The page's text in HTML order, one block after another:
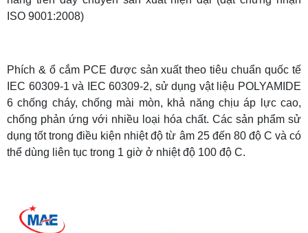
ISO 9001:2008)
Phích & ổ cắm PCE được sản xuất theo tiêu chuẩn quốc tế
IEC 60309-1 và IEC 60309-2, sử dụng vật liệu POLYAMIDE
6 chống cháy, chống mài mòn, khả năng chịu áp lực cao,
chống phản ứng với nhiều loại hóa chất. Các sản phẩm sử
dụng tốt trong điều kiện nhiệt độ từ âm 25 đến 80 độ C và có
thể dùng liên tục trong 1 giờ ở nhiệt độ 100 độ C.